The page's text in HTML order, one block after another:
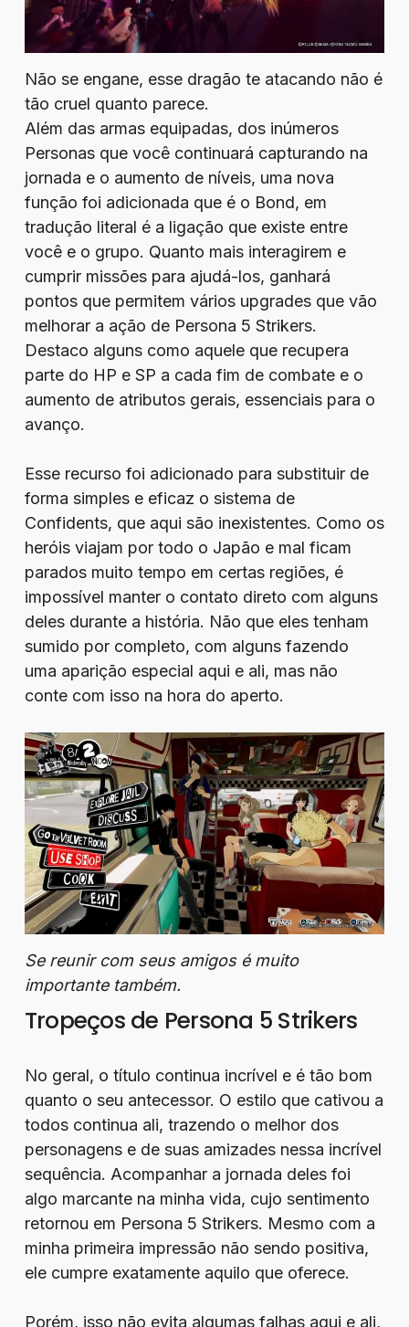
Não se engane, esse dragão te atacando não é
tão cruel quanto parece.
Além das armas equipadas, dos inúmeros
Personas que você continuará capturando na
jornada e o aumento de níveis, uma nova
função foi adicionada que é o Bond, em
tradução literal é a ligação que existe entre
você e o grupo. Quanto mais interagirem e
cumprir missões para ajudá-los, ganhará
pontos que permitem vários upgrades que vão
melhorar a ação de Persona 5 Strikers.
Destaco alguns como aquele que recupera
parte do HP e SP a cada fim de combate e o
aumento de atributos gerais, essenciais para o
avanço.
Esse recurso foi adicionado para substituir de
forma simples e eficaz o sistema de
Confidents, que aqui são inexistentes. Como os
heróis viajam por todo o Japão e mal ficam
parados muito tempo em certas regiões, é
impossível manter o contato direto com alguns
deles durante a história. Não que eles tenham
sumido por completo, com alguns fazendo
uma aparição especial aqui e ali, mas não
conte com isso na hora do aperto.
Se reunir com seus amigos é muito
importante também.
Tropeços de Persona 5 Strikers
No geral, o título continua incrível e é tão bom
quanto o seu antecessor. O estilo que cativou a
todos continua ali, trazendo o melhor dos
personagens e de suas amizades nessa incrível
sequência. Acompanhar a jornada deles foi
algo marcante na minha vida, cujo sentimento
retornou em Persona 5 Strikers. Mesmo com a
minha primeira impressão não sendo positiva,
ele cumpre exatamente aquilo que oferece.
Porém, isso não evita algumas falhas aqui e ali,